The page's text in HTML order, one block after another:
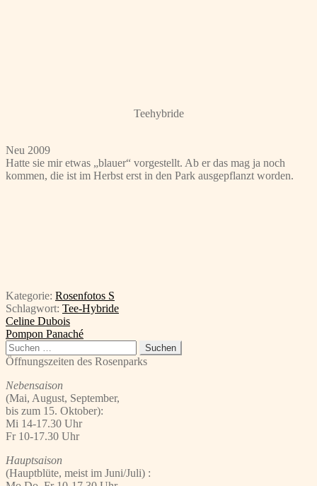
Teehybride
Neu 2009
Hatte sie mir etwas „blauer“ vorgestellt. Ab er das mag ja noch
kommen, die ist im Herbst erst in den Park ausgepflanzt worden.
Kategorie: Rosenfotos S
Schlagwort: Tee-Hybride
Beitragsnavigation
Vorheriger
Beitrag:
Celine Dubois
Nächster
Beitrag:
Pompon Panaché
Suchen
nach:
Öffnungszeiten des Rosenparks
Nebensaison
(Mai, August, September,
bis zum 15. Oktober):
Mi 14-17.30 Uhr
Fr 10-17.30 Uhr
Hauptsaison
(Hauptblüte, meist im Juni/Juli) :